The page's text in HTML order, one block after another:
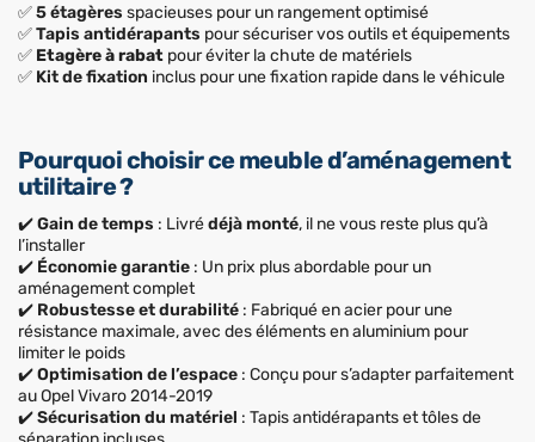
✅5 étagères spacieuses pour un rangement optimisé
✅Tapis antidérapants pour sécuriser vos outils et équipements
✅ Etagère à rabat pour éviter la chute de matériels
✅ Kit de fixation inclus pour une fixation rapide dans le véhicule
Pourquoi choisir ce meuble d’aménagement
utilitaire ?
✔️Gain de temps : Livrédéjà monté, il ne vous reste plus qu’à
l’installer
✔️ Économie garantie : Un prix plus abordable pour un
aménagement complet
✔️ Robustesse et durabilité : Fabriqué en acier pour une
résistance maximale, avec des éléments en aluminium pour
limiter le poids
✔️Optimisation de l’espace : Conçu pour s’adapter parfaitement
au Opel Vivaro 2014-2019
✔️Sécurisation du matériel : Tapis antidérapants et tôles de